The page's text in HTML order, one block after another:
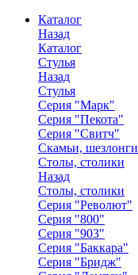
Каталог
Назад
Каталог
Стулья
Назад
Стулья
Серия "Марк"
Серия "Пекота"
Серия "Свитч"
Скамьи, шезлонги
Столы, столики
Назад
Столы, столики
Серия "Револют"
Серия "800"
Серия "903"
Серия "Баккара"
Серия "Бридж"